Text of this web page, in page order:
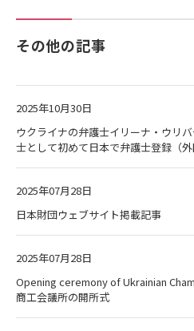
その他の記事
2025年10月30日
ウクライナの弁護士イリーナ・ウリ
士として初めて日本で弁護士登録（
2025年07月28日
日本財団ウェブサイト掲載記事
2025年07月28日
Opening ceremony of Ukrainian
商工会議所の開所式